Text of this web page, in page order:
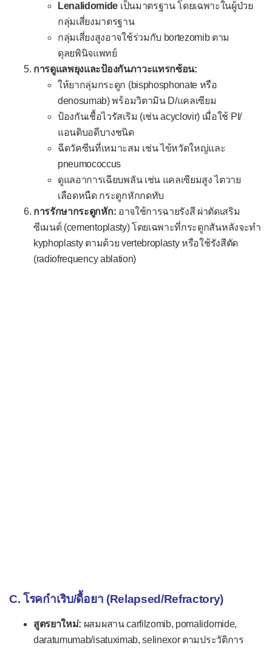
Lenalidomide เป็นมาตรฐาน โดยเฉพาะในผู้ป่วย
กลุ่มเสี่ยงมาตรฐาน
กลุ่มเสี่ยงสูงอาจใช้ร่วมกับ bortezomib ตาม
ดุลยพินิจแพทย์
การดูแลพยุงและป้องกันภาวะแทรกซ้อน:
ให้ยากลุ่มกระดูก (bisphosphonate หรือ
denosumab) พร้อมวิตามิน D/แคลเซียม
ป้องกันเชื้อไวรัสเริม (เช่น acyclovir) เมื่อใช้ PI/
แอนติบอดีบางชนิด
ฉีดวัคซีนที่เหมาะสม เช่น ไข้หวัดใหญ่และ
pneumococcus
ดูแลอาการเฉียบพลัน เช่น แคลเซียมสูง ไตวาย
เลือดหนืด กระดูกหักกดทับ
การรักษากระดูกหัก: อาจใช้การฉายรังสี ผ่าตัดเสริม
ซีเมนต์ (cementoplasty) โดยเฉพาะที่กระดูกสันหลังจะทำ
kyphoplasty ตามด้วย vertebroplasty หรือใช้รังสีตัด
(radiofrequency ablation)
C. โรคกำเริบ/ดื้อยา (Relapsed/Refractory)
สูตรยาใหม่: ผสมผสาน carfilzomib, pomalidomide,
daratumumab/isatuximab, selinexor ตามประวัติการ